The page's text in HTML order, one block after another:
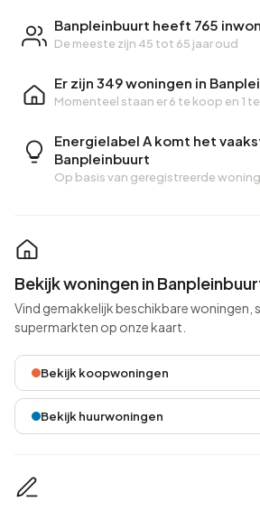
Banpleinbuurt heeft 765
De meeste zijn 45 tot 65 jaar oud
Er zijn 349 woningen in
Momenteel staan er6 te koop en 1
Energielabel A komt het
Banpleinbuurt
Op basis van geregistreerde
Bekijk woningen in
Vind gemakkelijk beschikbare woningen,
supermarkten op onze kaart.
Bekijk koopwoningen
Bekijk huurwoningen